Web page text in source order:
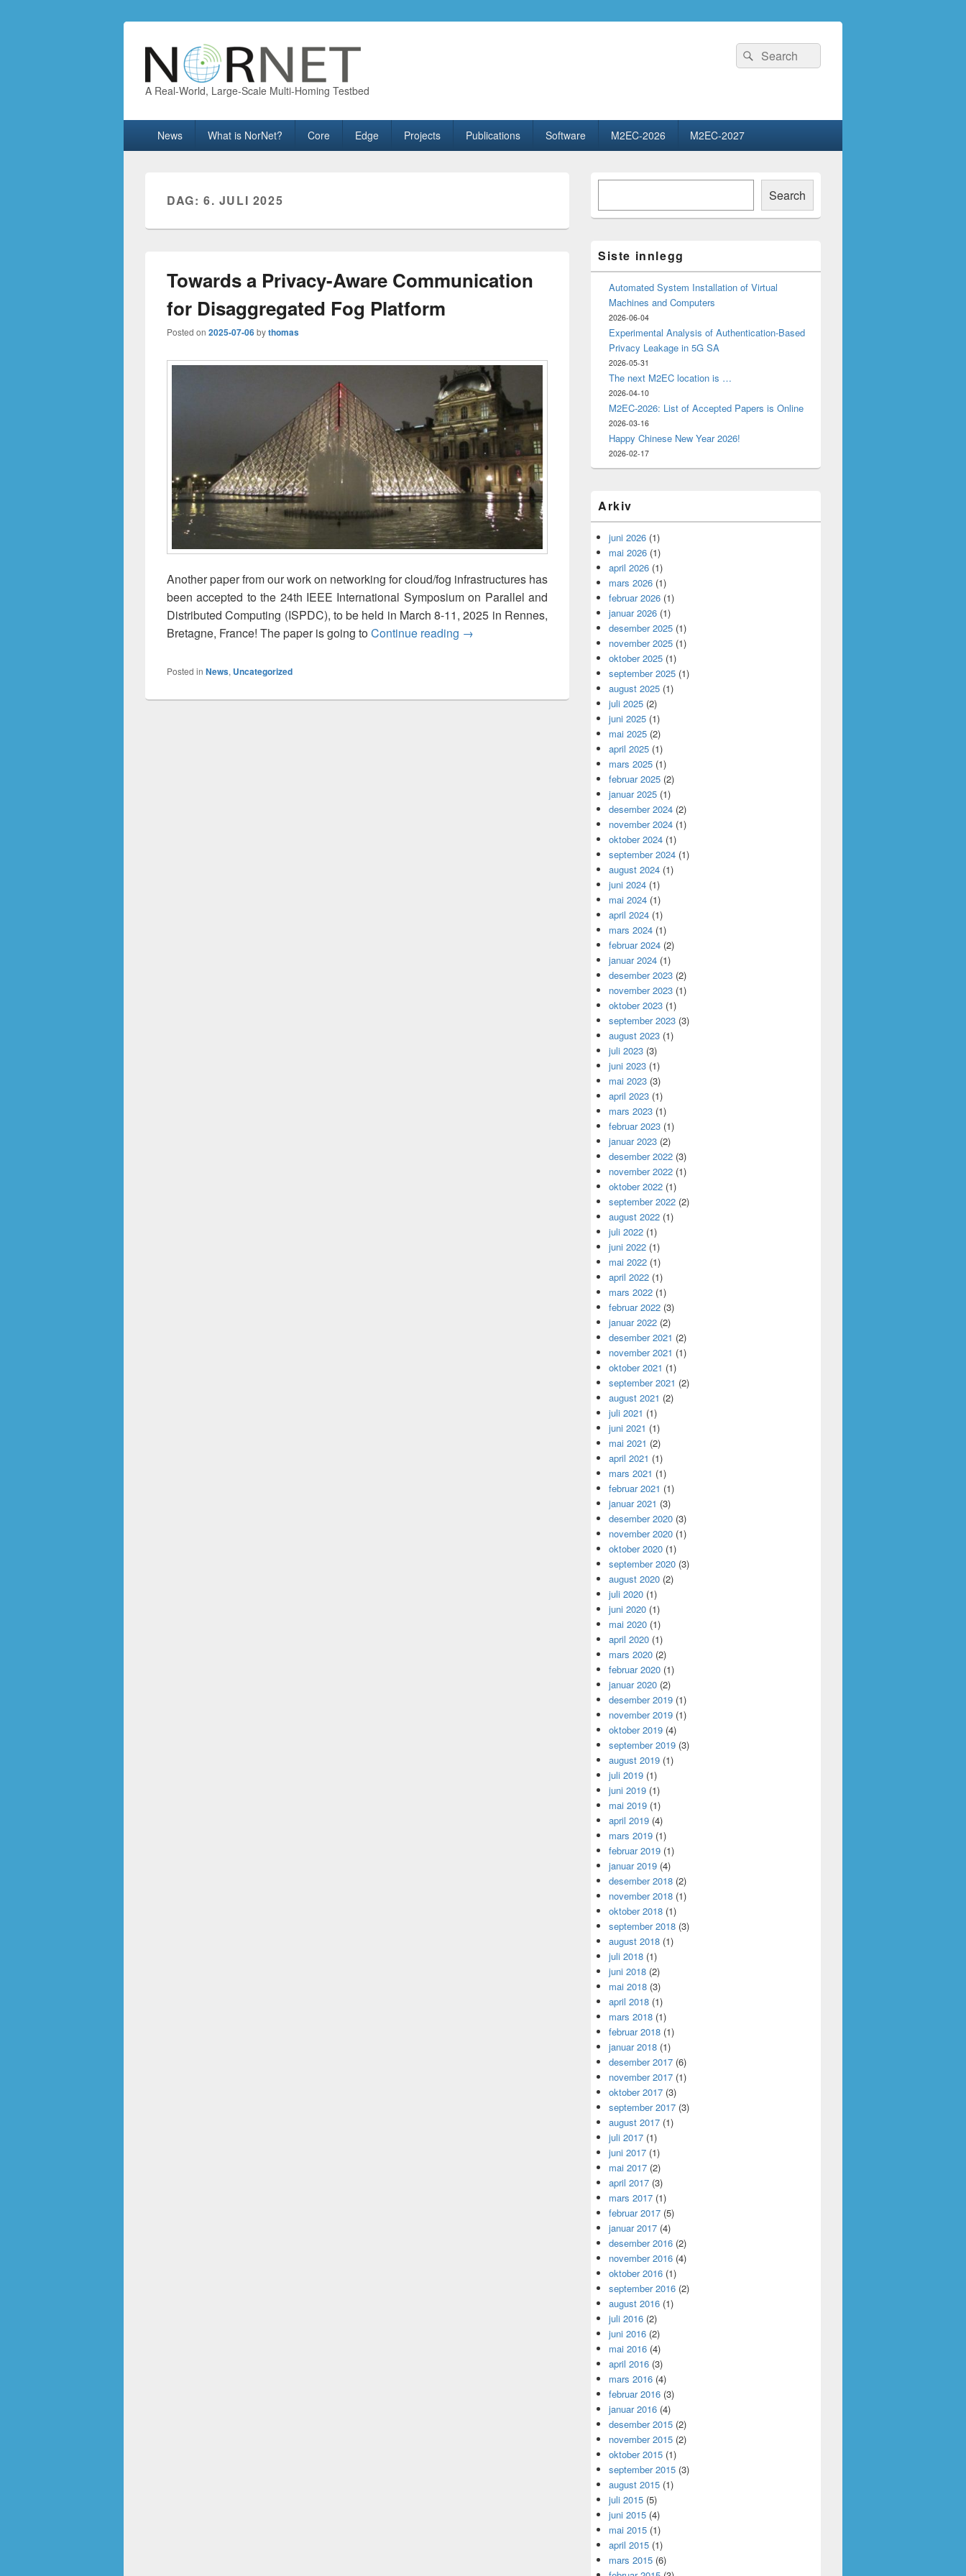
A Real-World, Large-Scale Multi-Homing Testbed
Search
for:
Search
News What is NorNet? Core Edge Projects Publications Software M2EC-2026 M2EC-2027
DAG: 6. JULI 2025
Towards a Privacy-Aware Communication
for Disaggregated Fog Platform
Posted on 2025-07-06bythomas
Another paper from our work on networking for cloud/fog infrastructures has
been accepted to the 24th IEEE International Symposium on Parallel and
Distributed Computing (ISPDC), to be held in March 8-11, 2025 in Rennes,
Bretagne, France! The paper is going toContinue reading Towards a Privacy-Aware Communication for Disaggregated Fog Platform
→
Posted in News, Uncategorized
Primary
Area
Search
Siste innlegg
Automated System Installation of Virtual
Machines and Computers
2026-06-04
Experimental Analysis of Authentication-Based
Privacy Leakage in 5G SA
2026-05-31
The next M2EC location is …
2026-04-10
M2EC-2026: List of Accepted Papers is Online
2026-03-16
Happy Chinese New Year 2026!
2026-02-17
Arkiv
juni 2026 (1)
mai 2026 (1)
april 2026 (1)
mars 2026 (1)
februar 2026 (1)
januar 2026 (1)
desember 2025 (1)
november 2025 (1)
oktober 2025 (1)
september 2025 (1)
august 2025 (1)
juli 2025 (2)
juni 2025 (1)
mai 2025 (2)
april 2025 (1)
mars 2025 (1)
februar 2025 (2)
januar 2025 (1)
desember 2024 (2)
november 2024 (1)
oktober 2024 (1)
september 2024 (1)
august 2024 (1)
juni 2024 (1)
mai 2024 (1)
april 2024 (1)
mars 2024 (1)
februar 2024 (2)
januar 2024 (1)
desember 2023 (2)
november 2023 (1)
oktober 2023 (1)
september 2023 (3)
august 2023 (1)
juli 2023 (3)
juni 2023 (1)
mai 2023 (3)
april 2023 (1)
mars 2023 (1)
februar 2023 (1)
januar 2023 (2)
desember 2022 (3)
november 2022 (1)
oktober 2022 (1)
september 2022 (2)
august 2022 (1)
juli 2022 (1)
juni 2022 (1)
mai 2022 (1)
april 2022 (1)
mars 2022 (1)
februar 2022 (3)
januar 2022 (2)
desember 2021 (2)
november 2021 (1)
oktober 2021 (1)
september 2021 (2)
august 2021 (2)
juli 2021 (1)
juni 2021 (1)
mai 2021 (2)
april 2021 (1)
mars 2021 (1)
februar 2021 (1)
januar 2021 (3)
desember 2020 (3)
november 2020 (1)
oktober 2020 (1)
september 2020 (3)
august 2020 (2)
juli 2020 (1)
juni 2020 (1)
mai 2020 (1)
april 2020 (1)
mars 2020 (2)
februar 2020 (1)
januar 2020 (2)
desember 2019 (1)
november 2019 (1)
oktober 2019 (4)
september 2019 (3)
august 2019 (1)
juli 2019 (1)
juni 2019 (1)
mai 2019 (1)
april 2019 (4)
mars 2019 (1)
februar 2019 (1)
januar 2019 (4)
desember 2018 (2)
november 2018 (1)
oktober 2018 (1)
september 2018 (3)
august 2018 (1)
juli 2018 (1)
juni 2018 (2)
mai 2018 (3)
april 2018 (1)
mars 2018 (1)
februar 2018 (1)
januar 2018 (1)
desember 2017 (6)
november 2017 (1)
oktober 2017 (3)
september 2017 (3)
august 2017 (1)
juli 2017 (1)
juni 2017 (1)
mai 2017 (2)
april 2017 (3)
mars 2017 (1)
februar 2017 (5)
januar 2017 (4)
desember 2016 (2)
november 2016 (4)
oktober 2016 (1)
september 2016 (2)
august 2016 (1)
juli 2016 (2)
juni 2016 (2)
mai 2016 (4)
april 2016 (3)
mars 2016 (4)
februar 2016 (3)
januar 2016 (4)
desember 2015 (2)
november 2015 (2)
oktober 2015 (1)
september 2015 (3)
august 2015 (1)
juli 2015 (5)
juni 2015 (4)
mai 2015 (1)
april 2015 (1)
mars 2015 (6)